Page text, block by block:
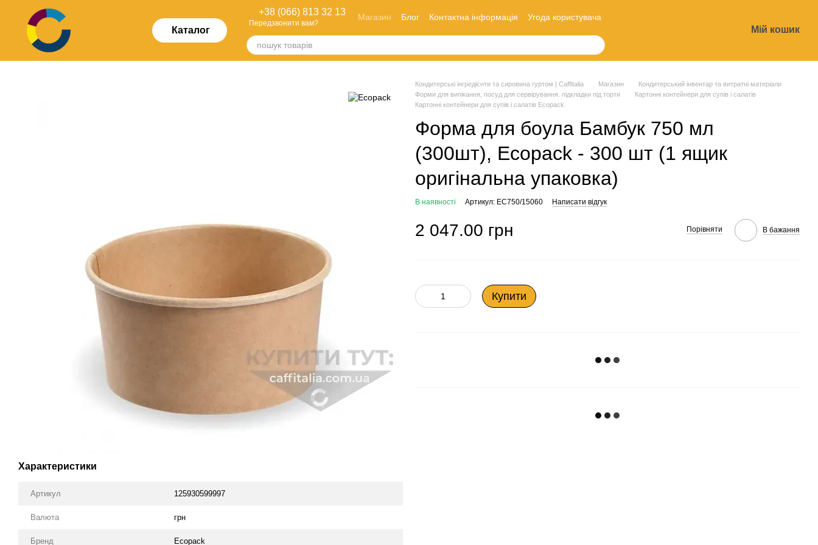
Перейти до основного контенту
Каталог
+38 (066) 813 32 13
Передзвонити вам?
Магазин Блог Контактна інформація
Угода користувача
Мій кошик
Характеристики
Артикул 125930599997
Валюта грн
Бренд Ecopack
Кондитерські інгредієнти та сировина гуртом | Caffitalia Магазин
Кондитерський інвентар та витратні матеріали
Форми для випікання, посуд для сервірування. підкладки під торти
Картонні контейнери для супів і салатів
Картонні контейнери для супів і салатів Ecopack
Форма для боула Бамбук 750 мл
(300шт), Ecopack - 300 шт (1 ящик
оригінальна упаковка)
В наявності Артикул: EC750/15060 Написати відгук
2 047.00 грн Порівняти В бажання
Купити